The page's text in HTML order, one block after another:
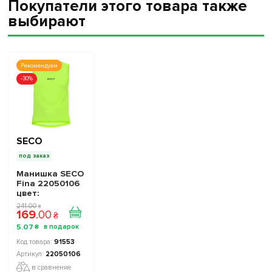
Покупатели этого товара также
выбирают
Рекомендуем
-30%
SECO
под заказ
Манишка SECO
Fina 22050106
цвет:
кислотный
неон
241.00 ₴
169.00 ₴
5.07 ₴
91553
22050106
в сравнение